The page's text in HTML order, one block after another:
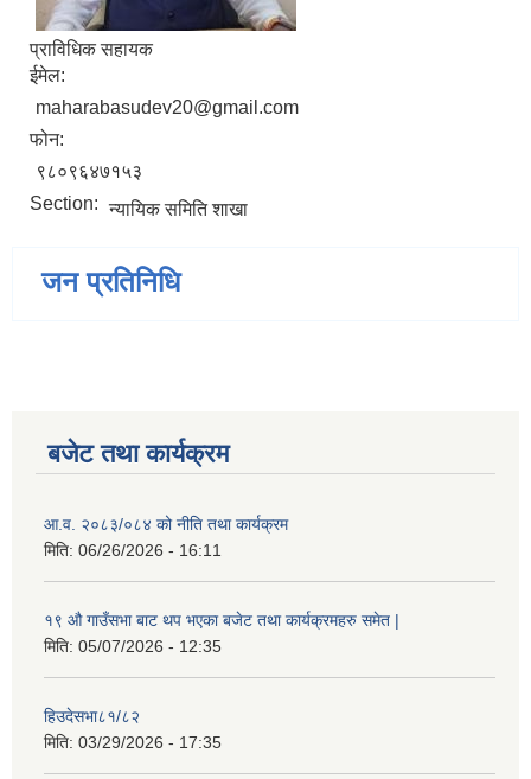
प्राविधिक सहायक
ईमेल:
maharabasudev20@gmail.com
फोन:
९८०९६४७१५३
Section: न्यायिक समिति शाखा
जन प्रतिनिधि
बजेट तथा कार्यक्रम
आ.व. २०८३/०८४ को नीति तथा कार्यक्रम
मिति: 06/26/2026 - 16:11
१९ औ गाउँसभा बाट थप भएका बजेट तथा कार्यक्रमहरु समेत |
मिति: 05/07/2026 - 12:35
हिउदेसभा८१/८२
मिति: 03/29/2026 - 17:35